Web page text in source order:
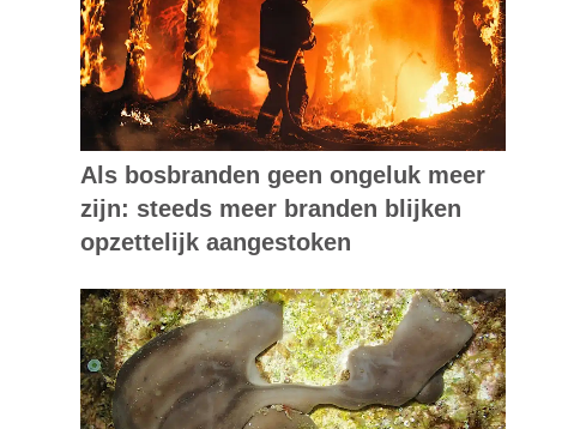
Als bosbranden geen ongeluk meer
zijn: steeds meer branden blijken
opzettelijk aangestoken